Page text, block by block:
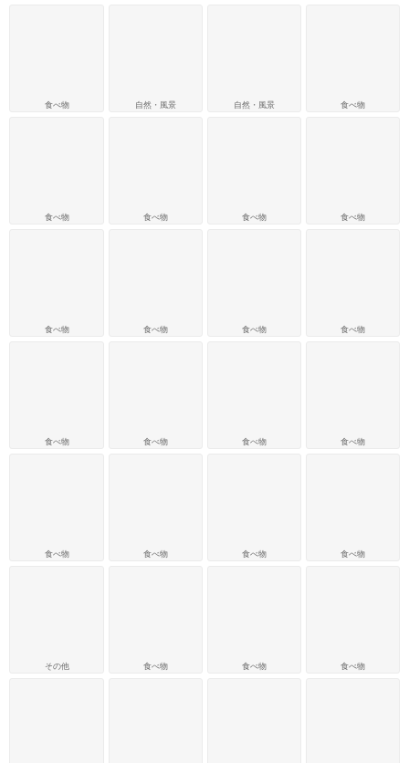
食べ物
食べ物
食べ物
食べ物
食べ物
その他
自然・風景
食べ物
食べ物
食べ物
食べ物
食べ物
自然・風景
食べ物
食べ物
食べ物
食べ物
食べ物
食べ物
食べ物
食べ物
食べ物
食べ物
食べ物